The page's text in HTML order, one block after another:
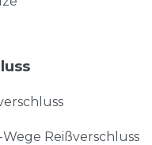
Wege Reißverschluss